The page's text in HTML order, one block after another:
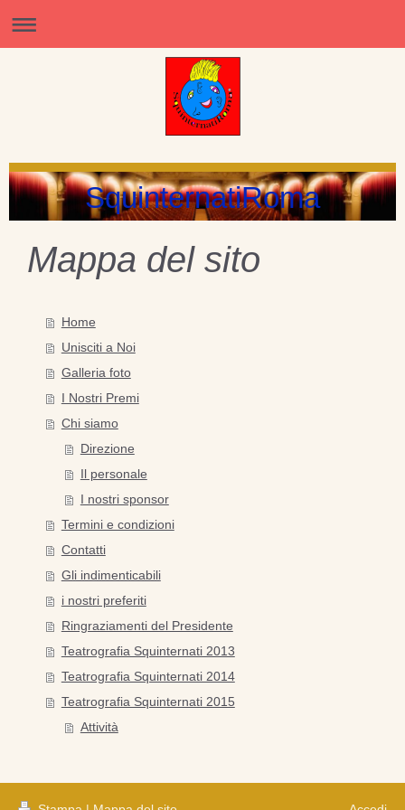
SquinternatiRoma
Mappa del sito
Home
Unisciti a Noi
Galleria foto
I Nostri Premi
Chi siamo
Direzione
Il personale
I nostri sponsor
Termini e condizioni
Contatti
Gli indimenticabili
i nostri preferiti
Ringraziamenti del Presidente
Teatrografia Squinternati 2013
Teatrografia Squinternati 2014
Teatrografia Squinternati 2015
Attività